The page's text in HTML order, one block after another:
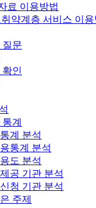
료 이용방법
약계층 서비스 이용
질문
인
계
계 분석
통계 분석
도 분석
공 기관 분석
청 기관 분석
주제